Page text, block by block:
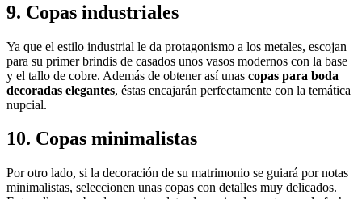
9. Copas industriales
Ya que el estilo industrial le da protagonismo a los metales, escojan
para su primer brindis de casados unos vasos modernos con la base
y el tallo de cobre. Además de obtener así unas copas para boda
decoradas elegantes, éstas encajarán perfectamente con la temática
nupcial.
10. Copas minimalistas
Por otro lado, si la decoración de su matrimonio se guiará por notas
minimalistas, seleccionen unas copas con detalles muy delicados.